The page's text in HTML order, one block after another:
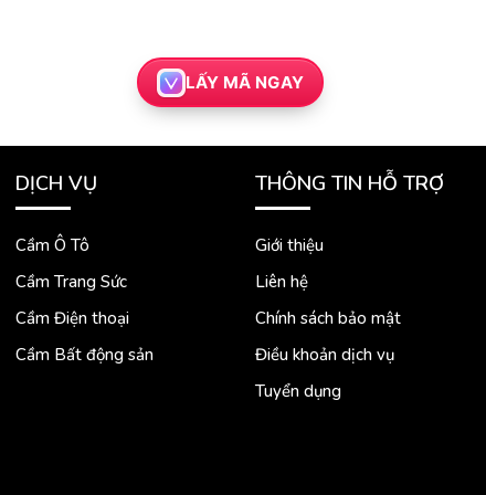
LẤY MÃ NGAY
DỊCH VỤ
Cầm Ô Tô
Cầm Trang Sức
Cầm Điện thoại
Cầm Bất động sản
THÔNG TIN HỖ TRỢ
Giới thiệu
Liên hệ
Chính sách bảo mật
Điều khoản dịch vụ
Tuyển dụng